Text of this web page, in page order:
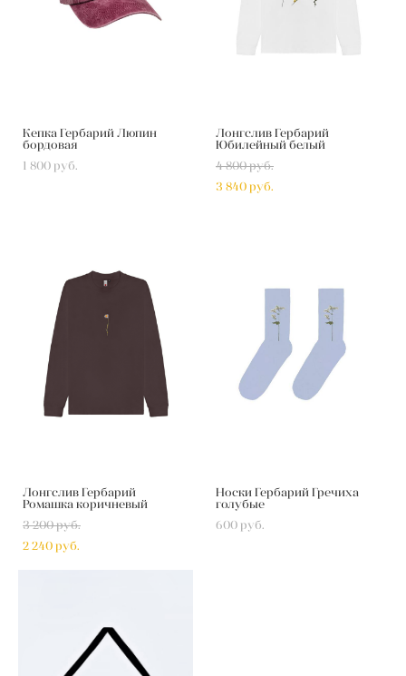
Кепка Гербарий Люпин
бордовая
1 800 pуб.
Лонгслив Гербарий
Юбилейный белый
4 800 pуб.
3 840 pуб.
Лонгслив Гербарий
Ромашка коричневый
3 200 pуб.
2 240 pуб.
Носки Гербарий Гречиха
голубые
600 pуб.